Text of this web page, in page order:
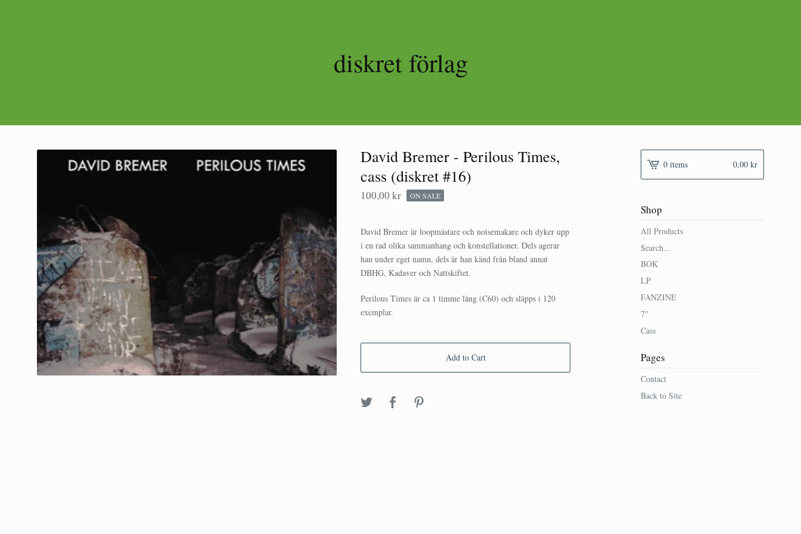
diskret förlag
David Bremer - Perilous Times,
cass (diskret #16)
100,00kr ON SALE
David Bremer är loopmästare och noisemakare och dyker upp
i en rad olika sammanhang och konstellationer. Dels agerar
han under eget namn, dels är han känd från bland annat
DBHG, Kadaver och Nattskiftet.
Perilous Times är ca 1 timme lång (C60) och släpps i 120
exemplar.
Add to Cart
0 items 0,00 kr
Shop
All Products
Search...
BOK
LP
FANZINE
7"
Cass
Pages
Contact
Back to Site